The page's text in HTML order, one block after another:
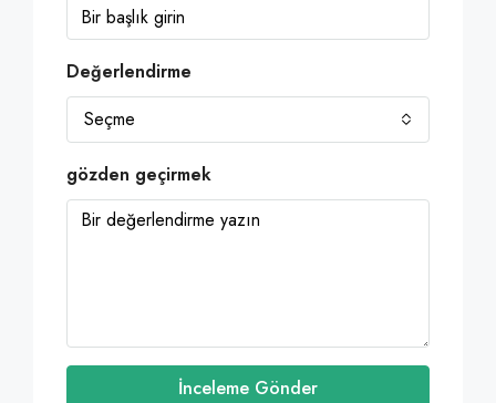
Değerlendirme
Seçme
gözden geçirmek
İnceleme Gönder